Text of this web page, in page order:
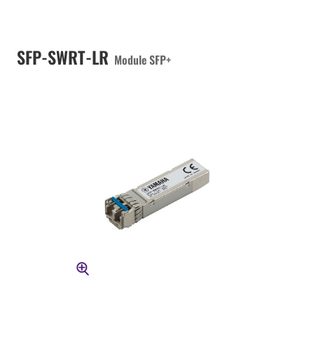
SFP-SWRT-LR Module SFP+